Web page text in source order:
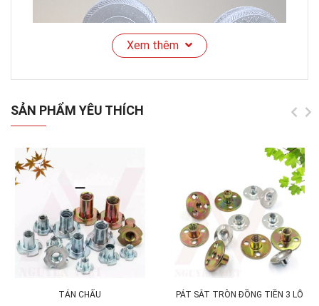
1. THÔNG SỐ KỸ THUẬT BÁNH XE ĐẨY CHỊU
LỰC 75X35MM, 100x35mm:
Mã sản phẩm:BXĐ75,100X35
Chất liệu: Bánh cao xe su đặc và bass sắt
Xem thêm
SẢN PHẨM YÊU THÍCH
TÁN CHẤU PÁT SẮT TRÒN ĐỒNG TIỀN 3 LỖ